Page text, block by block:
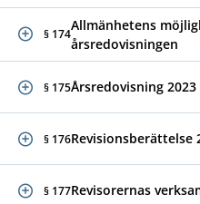
§ 174
Allmänhetens
årsredovisningen
§ 175Årsredovisning 2023
§ 176Revisionsberättelse
§ 177Revisorernas